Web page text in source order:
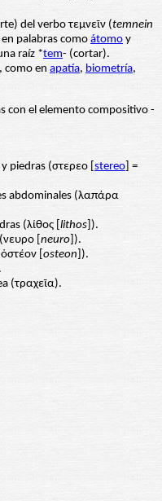
del verbo τεμνεῖν (temnein
palabras como átomo y
raíz *tem- (cortar).
como en apatía, biometría,
con el elemento compositivo -
piedras (στερεο [ stereo ] =
abdominales (λαπάρα
(λίθος [ lithos ]).
[ neuro ]).
[ osteon ]).
(τραχεῖα).